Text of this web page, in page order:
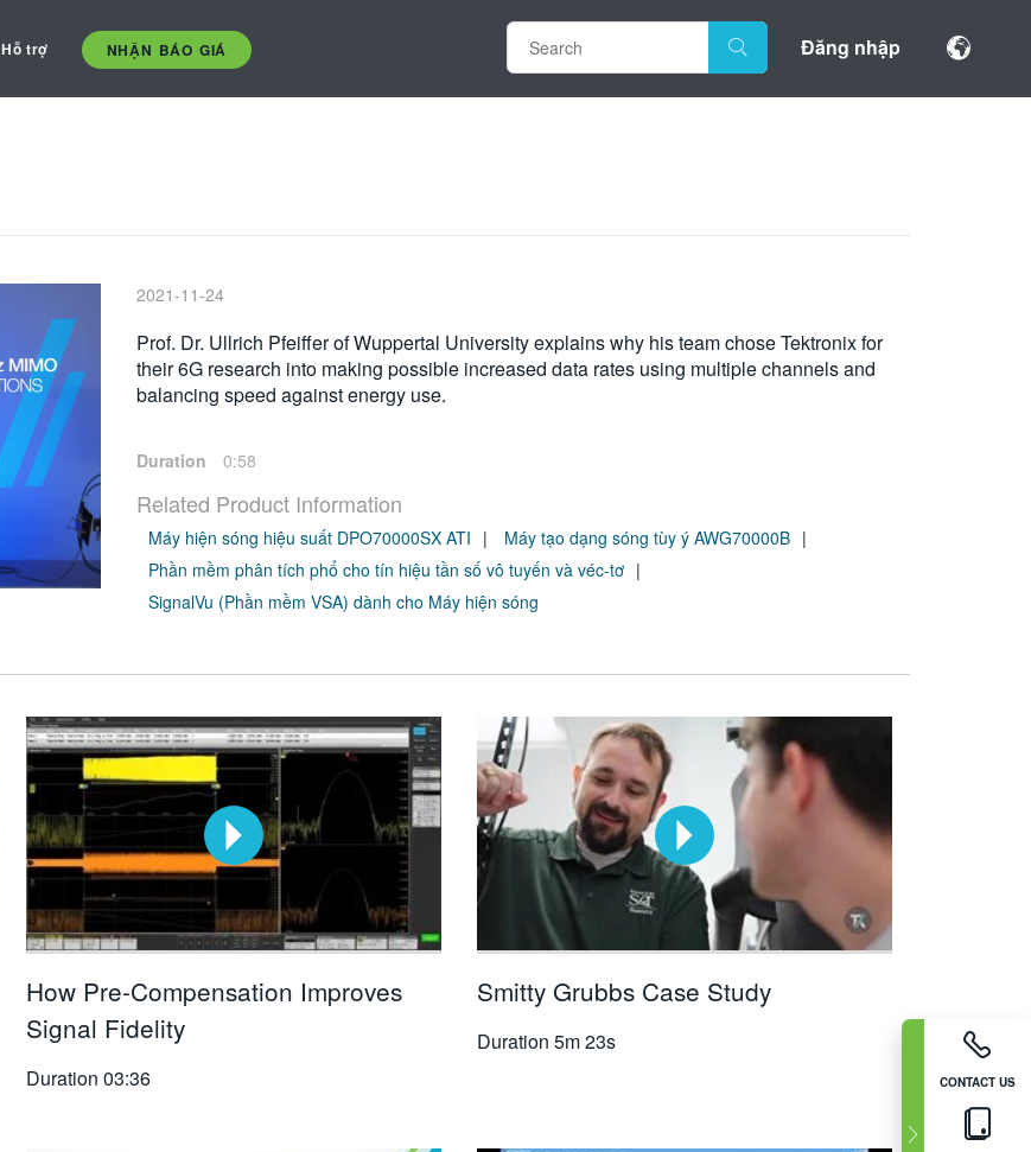
Hỗ trợ NHẬN BÁO GIÁ Đăng nhập
CONTACT US
2021-11-24
Prof. Dr. Ullrich Pfeiffer of Wuppertal University explains why his team chose Tektronix for
their 6G research into making possible increased data rates using multiple channels and
balancing speed against energy use.
Duration 0:58
Related Product Information
Máy hiện sóng hiệu suất DPO70000SX ATI
Máy tạo dạng sóng tùy ý AWG70000B
Phần mềm phân tích phổ cho tín hiệu tần số vô tuyến và véc-tơ
SignalVu (Phần mềm VSA) dành cho Máy hiện sóng
How Pre-Compensation Improves
Signal Fidelity
Duration 03:36
Smitty Grubbs Case Study
Duration 5m 23s